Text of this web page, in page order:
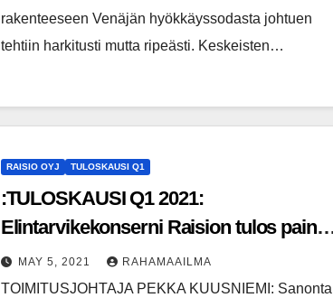
rakenteeseen Venäjän hyökkäyssodasta johtuen
tehtiin harkitusti mutta ripeästi. Keskeisten…
RAISIO OYJ TULOSKAUSI Q1
:TULOSKAUSI Q1 2021:
Elintarvikekonserni Raision tulos painui
vahvaan viime vuoden alkuun verrattuna
MAY 5, 2021 RAHAMAAILMA
TOIMITUSJOHTAJA PEKKA KUUSNIEMI: Sanonta